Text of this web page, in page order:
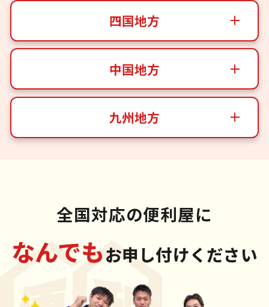
四国地方
中国地方
九州地方
全国対応の便利屋に
なんでもお申し付けください